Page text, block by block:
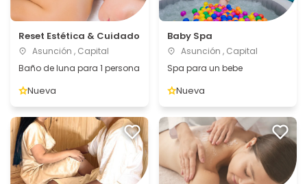
Reset Estética & Cuidado
Asunción , Capital
Baño de luna para 1 persona
Nueva
Baby Spa
Asunción , Capital
Spa para un bebe
Nueva